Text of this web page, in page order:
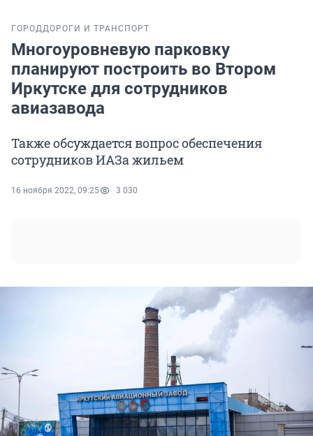
ГОРОДДОРОГИ И ТРАНСПОРТ
Многоуровневую парковку
планируют построить во Втором
Иркутске для сотрудников
авиазавода
Также обсуждается вопрос обеспечения
сотрудников ИАЗа жильем
16 ноября 2022, 09:25 3 030